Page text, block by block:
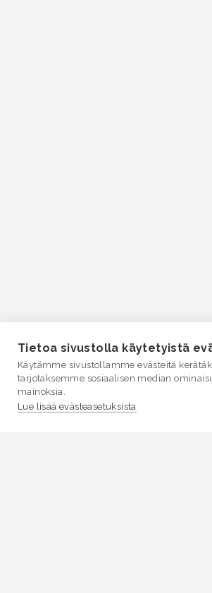
Tietoa sivustolla käytetyistä
Käytämme sivustollamme evästeitä
tarjotaksemme sosiaalisen median
mainoksia.
Lue lisää evästeasetuksista